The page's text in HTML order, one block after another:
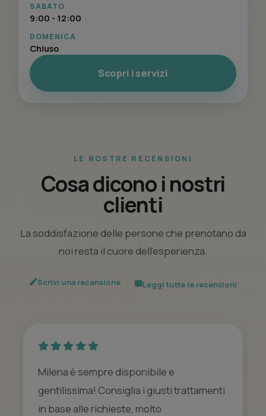
SABATO
9:00 - 12:00
DOMENICA
Chiuso
Scopri i servizi
LE NOSTRE RECENSIONI
Cosa dicono i nostri
clienti
La soddisfazione delle persone che prenotano da
noi resta il cuore dell’esperienza.
Scrivi una recensione Leggi tutte le recensioni
Milena è sempre disponibile e
gentilissima! Consiglia i giusti trattamenti
in base alle richieste, molto